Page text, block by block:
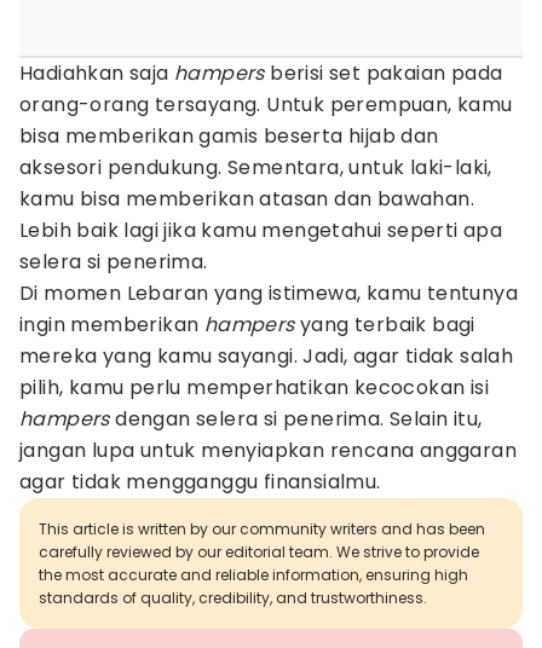
Hadiahkan saja hampersberisi set pakaian pada
orang-orang tersayang. Untuk perempuan, kamu
bisa memberikan gamis beserta hijab dan
aksesori pendukung. Sementara, untuk laki-laki,
kamu bisa memberikan atasan dan bawahan.
Lebih baik lagi jika kamu mengetahui seperti apa
selera si penerima.
Di momen Lebaran yang istimewa, kamu tentunya
ingin memberikan hampersyang terbaik bagi
mereka yang kamu sayangi. Jadi, agar tidak salah
pilih, kamu perlu memperhatikan kecocokan isi
hampersdengan selera si penerima. Selain itu,
jangan lupa untuk menyiapkan rencana anggaran
agar tidak mengganggu finansialmu.
This article is written by our community writers and has been
carefully reviewed by our editorial team. We strive to provide
the most accurate and reliable information, ensuring high
standards of quality, credibility, and trustworthiness.